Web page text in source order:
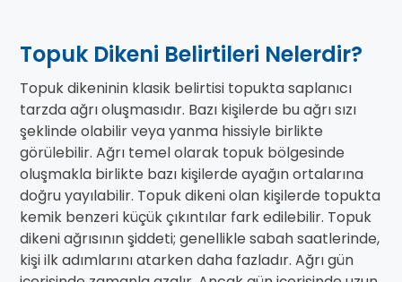
Topuk Dikeni Belirtileri Nelerdir?
Topuk dikeninin klasik belirtisi topukta saplanıcı
tarzda ağrı oluşmasıdır. Bazı kişilerde bu ağrı sızı
şeklinde olabilir veya yanma hissiyle birlikte
görülebilir. Ağrı temel olarak topuk bölgesinde
oluşmakla birlikte bazı kişilerde ayağın ortalarına
doğru yayılabilir. Topuk dikeni olan kişilerde topukta
kemik benzeri küçük çıkıntılar fark edilebilir. Topuk
dikeni ağrısının şiddeti; genellikle sabah saatlerinde,
kişi ilk adımlarını atarken daha fazladır. Ağrı gün